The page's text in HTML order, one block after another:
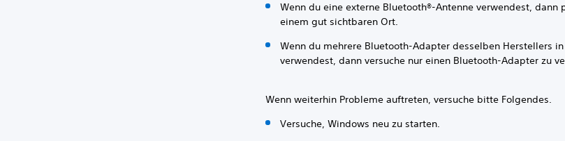
Wenn du eine externe Bluetooth®-Antenne verwendest, dann
einem gut sichtbaren Ort.
Wenn du mehrere Bluetooth-Adapter desselben Herstellers
verwendest, dann versuche nur einen Bluetooth-Adapter zu
Wenn weiterhin Probleme auftreten, versuche bitte Folgendes.
Versuche, Windows neu zu starten.